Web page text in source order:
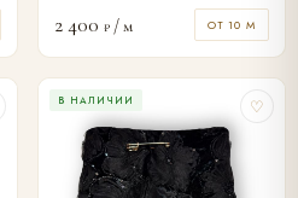
2 400 ₽ / м ОТ 10 М
В НАЛИЧИИ ♡